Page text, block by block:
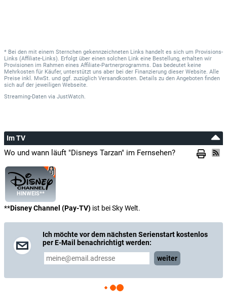
* Bei den mit einem Sternchen gekennzeichneten Links handelt es sich um Provisions-
Links (Affiliate-Links). Erfolgt über einen solchen Link eine Bestellung, erhalten wir
Provisionen im Rahmen eines Affiliate-Partnerprogramms. Das bedeutet keine
Mehrkosten für Käufer, unterstützt uns aber bei der Finanzierung dieser Website. Alle
Preise inkl. MwSt. und ggf. zuzüglich Versandkosten. Details zu den Angeboten finden
sich auf der jeweiligen Webseite.
Streaming-Daten via JustWatch.
Im TV
Wo und wann läuft "Disneys Tarzan" im Fernsehen?
HINWEIS**
**Disney Channel (Pay-TV) ist bei Sky Welt.
Ich möchte vor dem nächsten Serienstart kostenlos
per E-Mail benachrichtigt werden:
weiter